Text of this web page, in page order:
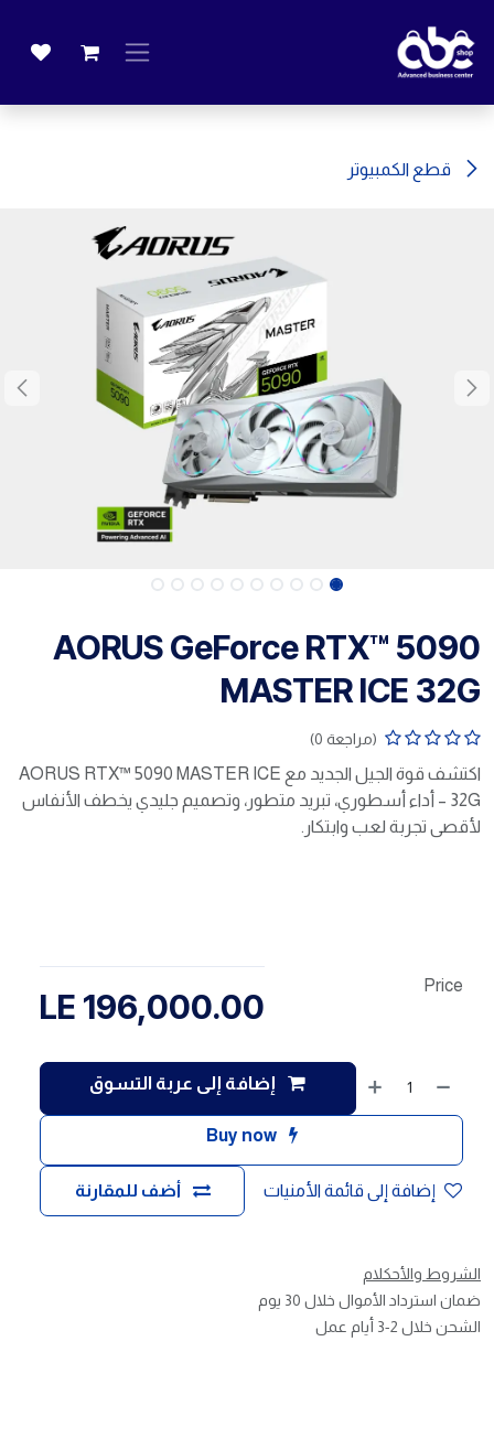
قطع الكمبيوتر
AORUS GeForce RTX™ 5090
MASTER ICE 32G
(مراجعة 0)
اكتشف قوة الجيل الجديد مع AORUS RTX™ 5090 MASTER ICE
32G – أداء أسطوري، تبريد متطور، وتصميم جليدي يخطف الأنفاس
لأقصى تجربة لعب وابتكار.
إضافة إلى عربة التسوق
Buy now
أضف للمقارنة إضافة إلى قائمة الأمنيات
Price
196,000.00
الشروط والأحكلام
ضمان استرداد الأموال خلال 30 يوم
الشحن خلال 2-3 أيام عمل